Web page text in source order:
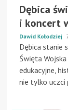
Dębica
i koncert
Dawid Kołodziej
Dębica stanie
Święta
edukacyjne,
nie tylko uczci